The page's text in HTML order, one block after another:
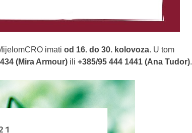
imati od 16. do 30. kolovoza. U tom
(Mira Armour) ili +385/95 444 1441 (Ana Tudor).